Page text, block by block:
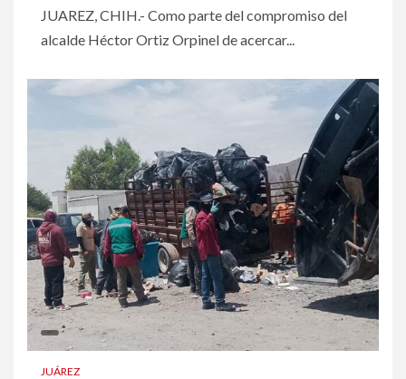
JUAREZ, CHIH.- Como parte del compromiso del
alcalde Héctor Ortiz Orpinel de acercar...
JUÁREZ